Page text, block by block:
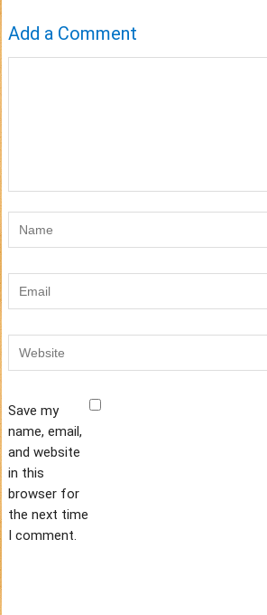
Add a Comment
Save my
name, email,
and website
in this
browser for
the next time
I comment.